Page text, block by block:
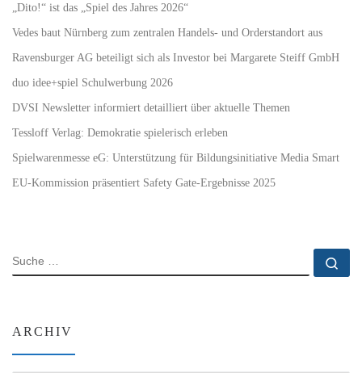
„Dito!“ ist das „Spiel des Jahres 2026“
Vedes baut Nürnberg zum zentralen Handels- und Orderstandort aus
Ravensburger AG beteiligt sich als Investor bei Margarete Steiff GmbH
duo idee+spiel Schulwerbung 2026
DVSI Newsletter informiert detailliert über aktuelle Themen
Tessloff Verlag: Demokratie spielerisch erleben
Spielwarenmesse eG: Unterstützung für Bildungsinitiative Media Smart
EU-Kommission präsentiert Safety Gate-Ergebnisse 2025
SUCHE
ARCHIV